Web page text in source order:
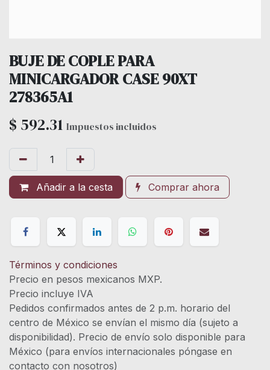
BUJE DE COPLE PARA
MINICARGADOR CASE 90XT
278365A1
$ 592.31 Impuestos incluidos
Añadir a la cesta Comprar ahora
Términos y condiciones
Precio en pesos mexicanos MXP.
Precio incluye IVA
Pedidos confirmados antes de 2 p.m. horario del
centro de México se envían el mismo día (sujeto a
disponibilidad). Precio de envío solo disponible para
México (para envíos internacionales póngase en
contacto con nosotros)